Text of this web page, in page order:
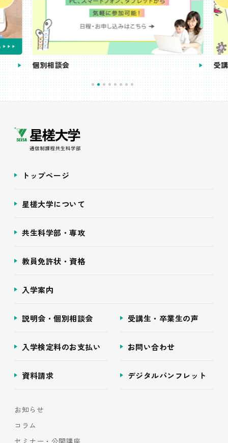
個別相談会 受講
トップページ
星槎大学について
共生科学部・専攻
教員免許状・資格
入学案内
説明会・個別相談会 受講生・卒業生の声
入学検定料のお支払い お問い合わせ
資料請求 デジタルパンフレット
お知らせ
コラム
セミナー・公開講座